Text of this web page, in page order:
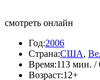
смотреть онлайн
Год:2006
Страна:США,
Время:113 мин. /
Возраст:12+